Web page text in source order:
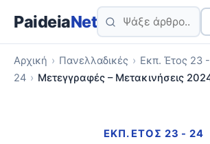
PaideiaNet
Αρχική › Πανελλαδικές › Εκπ. Έτος 23 -
24 › Μετεγγραφές – Μετακινήσεις
ΕΚΠ. ΈΤΟΣ 23 - 24